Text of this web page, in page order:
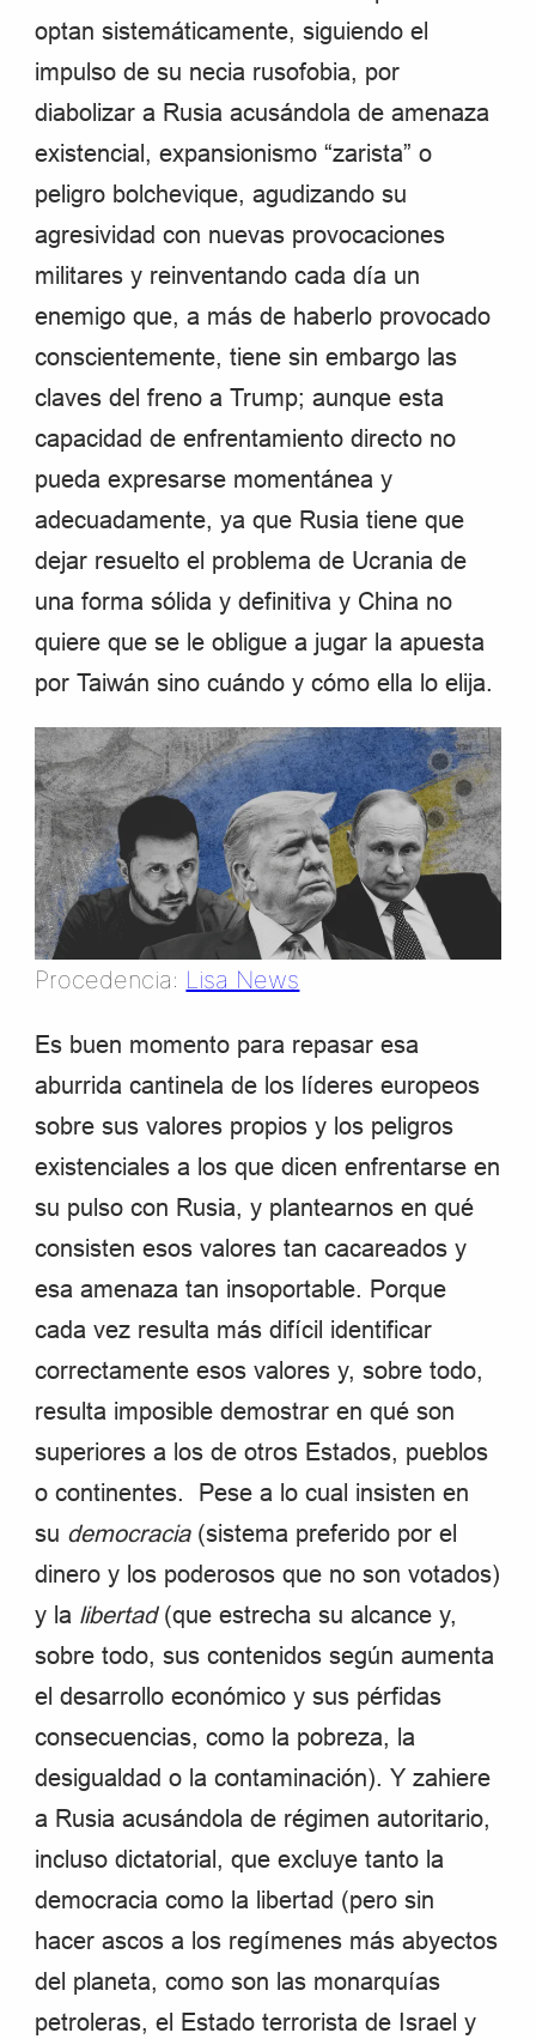
optan sistemáticamente, siguiendo el
impulso de su necia rusofobia, por
diabolizar a Rusia acusándola de amenaza
existencial, expansionismo “zarista” o
peligro bolchevique, agudizando su
agresividad con nuevas provocaciones
militares y reinventando cada día un
enemigo que, a más de haberlo provocado
conscientemente, tiene sin embargo las
claves del freno a Trump; aunque esta
capacidad de enfrentamiento directo no
pueda expresarse momentánea y
adecuadamente, ya que Rusia tiene que
dejar resuelto el problema de Ucrania de
una forma sólida y definitiva y China no
quiere que se le obligue a jugar la apuesta
por Taiwán sino cuándo y cómo ella lo elija.
Procedencia: Lisa News
Es buen momento para repasar esa
aburrida cantinela de los líderes europeos
sobre sus valores propios y los peligros
existenciales a los que dicen enfrentarse en
su pulso con Rusia, y plantearnos en qué
consisten esos valores tan cacareados y
esa amenaza tan insoportable. Porque
cada vez resulta más difícil identificar
correctamente esos valores y, sobre todo,
resulta imposible demostrar en qué son
superiores a los de otros Estados, pueblos
o continentes. Pese a lo cual insisten en
su democracia(sistema preferido por el
dinero y los poderosos que no son votados)
y la libertad(que estrecha su alcance y,
sobre todo, sus contenidos según aumenta
el desarrollo económico y sus pérfidas
consecuencias, como la pobreza, la
desigualdad o la contaminación). Y zahiere
a Rusia acusándola de régimen autoritario,
incluso dictatorial, que excluye tanto la
democracia como la libertad (pero sin
hacer ascos a los regímenes más abyectos
del planeta, como son las monarquías
petroleras, el Estado terrorista de Israel y